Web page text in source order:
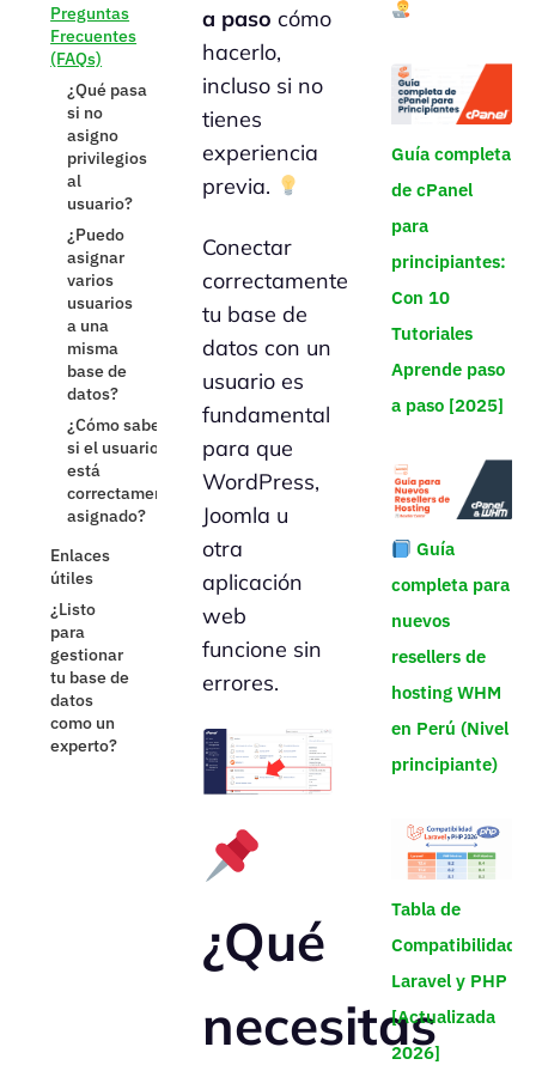
Preguntas
Frecuentes
(FAQs)
¿Qué pasa
si no
asigno
privilegios
al
usuario?
¿Puedo
asignar
varios
usuarios
a una
misma
base de
datos?
¿Cómo saber
si el usuario
está
correctamente
asignado?
Enlaces
útiles
¿Listo
para
gestionar
tu base de
datos
como un
experto?
a paso cómo
hacerlo,
incluso si no
tienes
experiencia
previa.
Conectar
correctamente
tu base de
datos con un
usuario es
fundamental
para que
WordPress,
Joomla u
otra
aplicación
web
funcione sin
errores.
¿Qué
necesitas
Guía completa
de cPanel
para
principiantes:
Con 10
Tutoriales
Aprende paso
a paso [2025]
Guía
completa para
nuevos
resellers de
hosting WHM
en Perú (Nivel
principiante)
Tabla de
Compatibilidad
Laravel y PHP
[Actualizada
2026]